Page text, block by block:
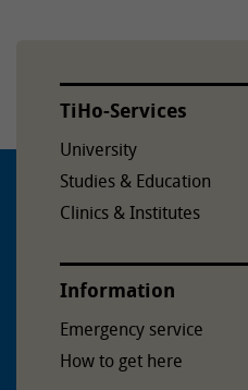
TiHo-Services
University
Studies & Education
Clinics & Institutes
Information
Emergency service
How to get here